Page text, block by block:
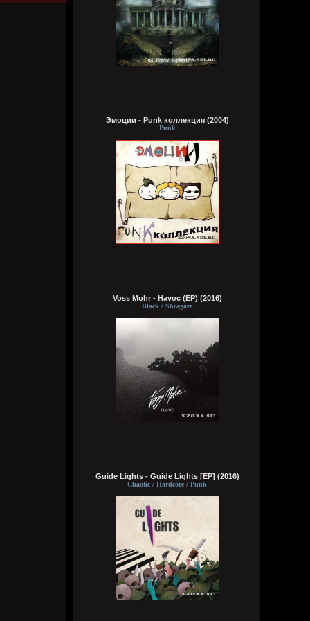
Wirtuozik
Вчера в 16:15:56
А вы знали что Кадышевой 67 лет?
Кукуня
Wirtuozik
Вчера в 16:15:10
Не судите строго, люди,
Пожалей меня, родня,
Выпить грешного вина
Кукуня
Вчера в 16:15:01
За мои зелёные глаза
Говоришь ты это мне не зря,
Сердце у тебя я забрала
Wirtuozik
Вчера в 16:14:24
Эй наринаринэла ай дари дари дари
Эй наринаринэла ай дари дари дари
Эмоции - Punk коллекция (2004)
Punk
Voss Mohr - Havoc (EP) (2016)
Black / Shoegaze
Guide Lights - Guide Lights [EP] (2016)
Chaotic / Hardcore / Punk